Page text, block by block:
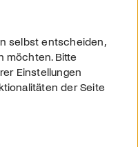
selbst entscheiden,
möchten. Bitte
Einstellungen
der Seite